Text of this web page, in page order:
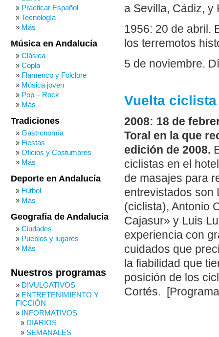
a Sevilla, Cádiz, y
1956: 20 de abril.
los terremotos
5 de noviembre.
Vuelta ciclista
2008: 18 de
Toral en la que
edición de 2008.
ciclistas en el
de masajes para
entrevistados son
(ciclista), Antonio
Cajasur» y Luis
experiencia con
cuidados que
la fiabilidad que
posición de los
Cortés.
Practicar Español
Tecnología
Más
Música en Andalucía
Clásica
Copla
Flamenco y Folclore
Música joven
Pop – Rock
Más
Tradiciones
Gastronomía
Fiestas
Oficios y Costumbres
Más
Deporte en Andalucía
Fútbol
Más
Geografía de Andalucía
Ciudades
Pueblos y lugares
Más
Nuestros programas
DIVULGATIVOS
ENTRETENIMIENTO Y
FICCIÓN
INFORMATIVOS
DIARIOS
SEMANALES